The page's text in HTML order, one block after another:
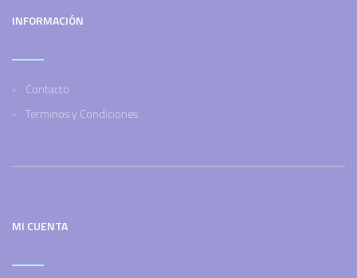
INFORMACIÓN
Contacto
Terminos y Condiciones
MI CUENTA